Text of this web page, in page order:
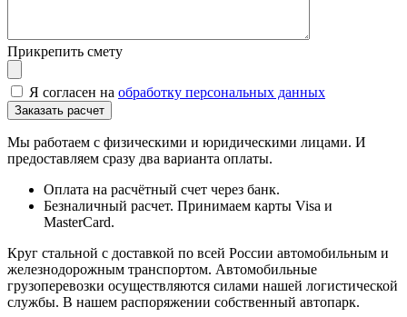
Прикрепить смету
Я согласен на обработку персональных данных
Мы работаем с физическими и юридическими лицами. И
предоставляем сразу два варианта оплаты.
Оплата на расчётный счет через банк.
Безналичный расчет. Принимаем карты Visa и
MasterCard.
Круг стальной с доставкой по всей России автомобильным и
железнодорожным транспортом. Автомобильные
грузоперевозки осуществляются силами нашей логистической
службы. В нашем распоряжении собственный автопарк.